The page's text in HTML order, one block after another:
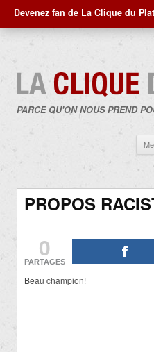
Devenez fan de La Clique du
PARCE QU'ON NOUS PREND
PROPOS
0
PARTAGES
Beau champion!